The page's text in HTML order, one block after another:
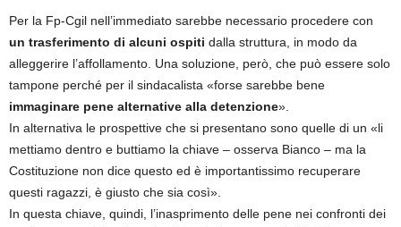
Per la Fp-Cgil nell’immediato sarebbe necessario procedere con
un trasferimento di alcuni ospiti dalla struttura, in modo da
alleggerire l’affollamento. Una soluzione, però, che può essere solo
tampone perché per il sindacalista «forse sarebbe bene
immaginare pene alternative alla detenzione».
In alternativa le prospettive che si presentano sono quelle di un «li
mettiamo dentro e buttiamo la chiave – osserva Bianco – ma la
Costituzione non dice questo ed è importantissimo recuperare
questi ragazzi, è giusto che sia così».
In questa chiave, quindi, l’inasprimento delle pene nei confronti dei